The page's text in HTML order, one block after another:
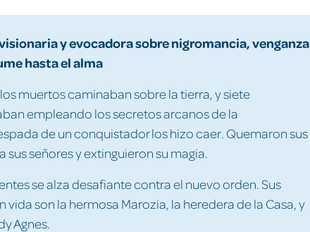
y evocadora sobre nigromancia, venganza
hasta el alma
muertos caminaban sobre la tierra, y siete
empleando los secretos arcanos de la
de un conquistador los hizo caer. Quemaron sus
señores y extinguieron su magia.
se alza desafiante contra el nuevo orden. Sus
son la hermosa Marozia, la heredera de la Casa, y
Agnes.